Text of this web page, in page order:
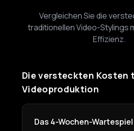
Vergleichen Sie die
traditionellen Video-Stylings
Effizienz.
Die versteckten
Videoproduktion
Das 4-Wochen-Wartespiel